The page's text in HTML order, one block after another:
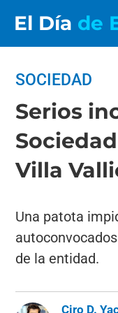
El Día de
SOCIEDAD
Serios
Villa
Una patota
de la entidad.
Ciro D.